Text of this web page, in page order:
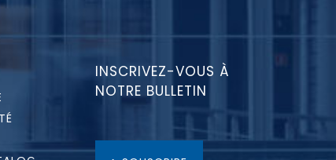
INSCRIVEZ-VOUS À
NOTRE BULLETIN